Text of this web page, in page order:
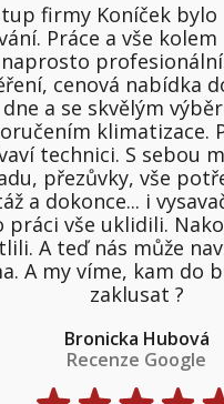
firmy Koníček bylo
Práce a vše
cenová nabídka
dne a se skvělým
klimatizace.
technici. S sebou
přezůvky, vše
a dokonce... i
práci vše uklidili.
A teď nás může
A my víme, kam do
zaklusat ?
Bronicka Hubová
Recenze Google